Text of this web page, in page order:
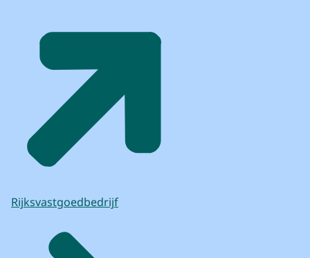
Rijksvastgoedbedrijf